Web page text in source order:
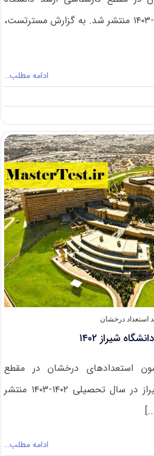
تفرش در سال تحصیلی ۱۴۰۲-۱۴۰۳ منتشر شد. به گزارش مسترتست،
ادامه مطلب…
استعداد درخشان
شیراز ۱۴۰۲
استعدادهای درخشان در مقطع
کارشناسی ارشد دانشگاه شیراز در سال تحصیلی ۱۴۰۲-۱۴۰۳ منتشر
ادامه مطلب…